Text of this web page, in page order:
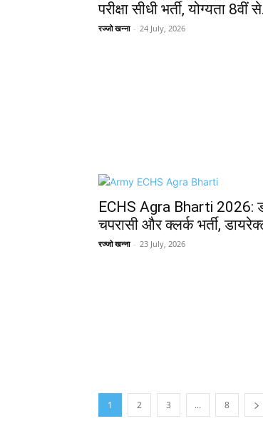
परीक्षा सीधी भर्ती, योग्यता 8वीं
रज्जो खन्ना - 24 July, 2026
ECHS Agra Bharti 2026:
चपरासी और क्लर्क भर्ती,
रज्जो खन्ना - 23 July, 2026
1 2 3 ... 8